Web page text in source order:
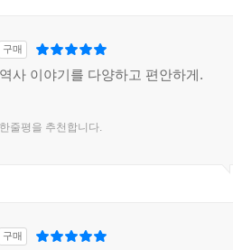
구매
사 이야기를 다양하고 편안하게.
줄평을 추천합니다.
구매